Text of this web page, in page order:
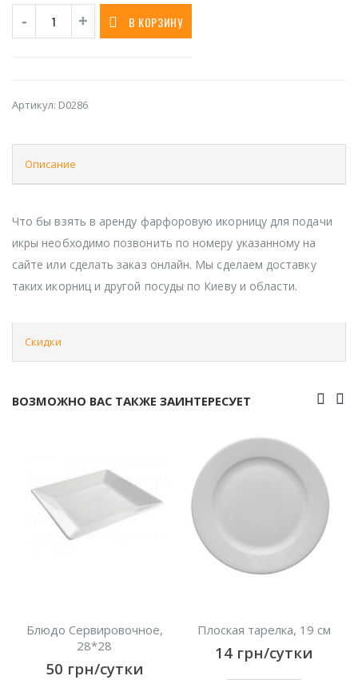
В КОРЗИНУ
Артикул: D0286
Описание
Что бы взять в аренду фарфоровую икорницу для подачи
икры необходимо позвонить по номеру указанному на
сайте или сделать заказ онлайн. Мы сделаем доставку
таких икорниц и другой посуды по Киеву и области.
Скидки
ВОЗМОЖНО ВАС ТАКЖЕ ЗАИНТЕРЕСУЕТ
Блюдо Сервировочное,
28*28
50 грн/сутки
Плоская тарелка, 19 см
14 грн/сутки